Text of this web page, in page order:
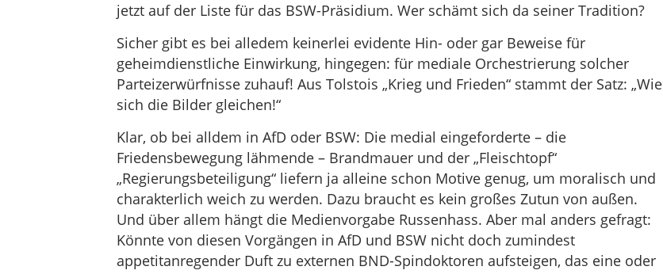
jetzt auf der Liste für das BSW-Präsidium. Wer schämt sich da seiner Tradition?
Sicher gibt es bei alledem keinerlei evidente Hin- oder gar Beweise für
geheimdienstliche Einwirkung, hingegen: für mediale Orchestrierung solcher
Parteizerwürfnisse zuhauf! Aus Tolstois „Krieg und Frieden“ stammt der Satz: „Wie
sich die Bilder gleichen!“
Klar, ob bei alldem in AfD oder BSW: Die medial eingeforderte – die
Friedensbewegung lähmende – Brandmauer und der „Fleischtopf“
„Regierungsbeteiligung“ liefern ja alleine schon Motive genug, um moralisch und
charakterlich weich zu werden. Dazu braucht es kein großes Zutun von außen.
Und über allem hängt die Medienvorgabe Russenhass. Aber mal anders gefragt:
Könnte von diesen Vorgängen in AfD und BSW nicht doch zumindest
appetitanregender Duft zu externen BND-Spindoktoren aufsteigen, das eine oder